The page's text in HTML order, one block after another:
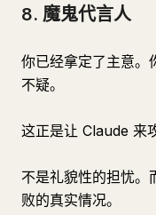
8. 魔鬼代言人
你已经拿定了主意。
不疑。
这正是让 Claude 来
不是礼貌性的担忧。
败的真实情况。